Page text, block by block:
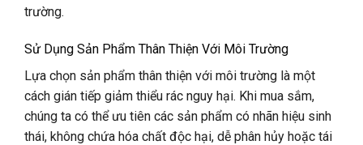
trường.
Sử Dụng Sản Phẩm Thân Thiện Với Môi Trường
Lựa chọn sản phẩm thân thiện với môi trường là một
cách gián tiếp giảm thiểu rác nguy hại. Khi mua sắm,
chúng ta có thể ưu tiên các sản phẩm có nhãn hiệu sinh
thái, không chứa hóa chất độc hại, dễ phân hủy hoặc tái